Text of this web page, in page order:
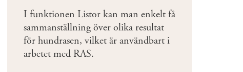
I funktionen Listor kan man enkelt få
sammanställning över olika resultat
för hundrasen, vilket är användbart i
arbetet med RAS.